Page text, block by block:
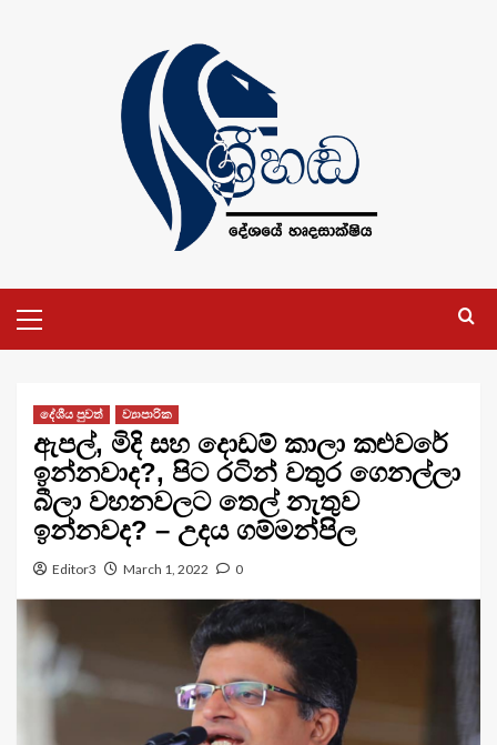
Menu
දේශීය පුවත් ව්‍යාපාරික
ඇපල්, මිදි සහ දොඩම් කාලා කළුවරේ
ඉන්නවාද?, පිට රටින් වතුර ගෙනල්ලා
බීලා වහනවලට තෙල් නැතුව
ඉන්නවද? – උදය ගම්මන්පිල
Editor3 March 1, 2022 0